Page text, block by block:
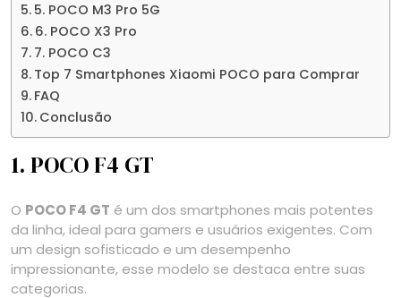
5. POCO M3 Pro 5G
6. POCO X3 Pro
7. POCO C3
Top 7 Smartphones Xiaomi POCO para Comprar
FAQ
Conclusão
1. POCO F4 GT
O POCO F4 GT é um dos smartphones mais potentes
da linha, ideal para gamers e usuários exigentes. Com
um design sofisticado e um desempenho
impressionante, esse modelo se destaca entre suas
categorias.